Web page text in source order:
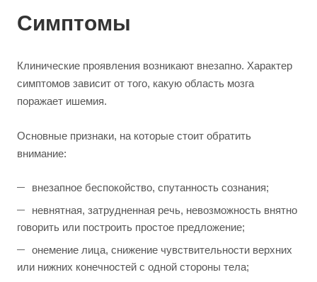
Симптомы
Клинические проявления возникают внезапно. Характер
симптомов зависит от того, какую область мозга
поражает ишемия.
Основные признаки, на которые стоит обратить
внимание:
внезапное беспокойство, спутанность сознания;
невнятная, затрудненная речь, невозможность внятно
говорить или построить простое предложение;
онемение лица, снижение чувствительности верхних
или нижних конечностей с одной стороны тела;